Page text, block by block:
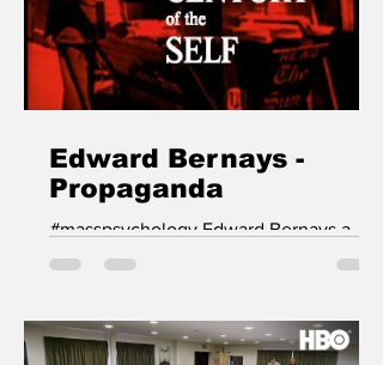
Edward Bernays -
Propaganda
#masspsychology Edward Bernays a
fost cel care s-a autointitulat „Părintele